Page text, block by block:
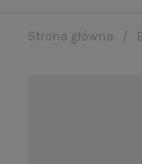
Strona główna